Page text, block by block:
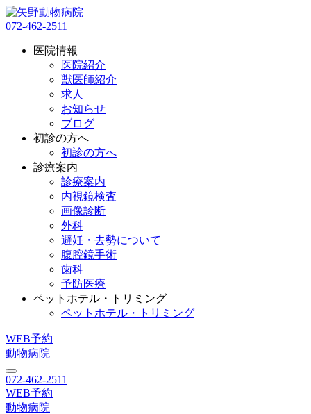
072-462-2511
医院情報
医院紹介
獣医師紹介
求人
お知らせ
ブログ
初診の方へ
初診の方へ
診療案内
診療案内
内視鏡検査
画像診断
外科
避妊・去勢について
腹腔鏡手術
歯科
予防医療
ペットホテル・トリミング
ペットホテル・トリミング
WEB予約
動物病院
072-462-2511
WEB予約
動物病院